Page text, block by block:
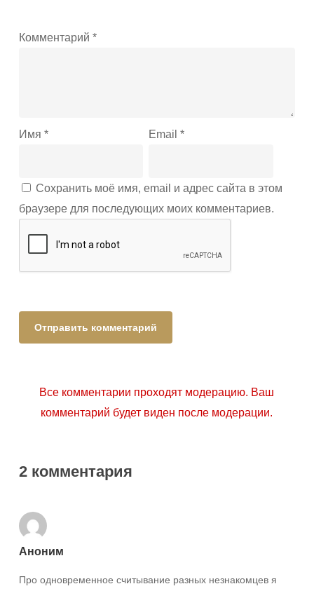
Комментарий *
Имя * Email*
Сохранить моё имя, email и адрес сайта в этом
браузере для последующих моих комментариев.
Все комментарии проходят модерацию. Ваш
комментарий будет виден после модерации.
2 комментария
Аноним
Про одновременное считывание разных незнакомцев я